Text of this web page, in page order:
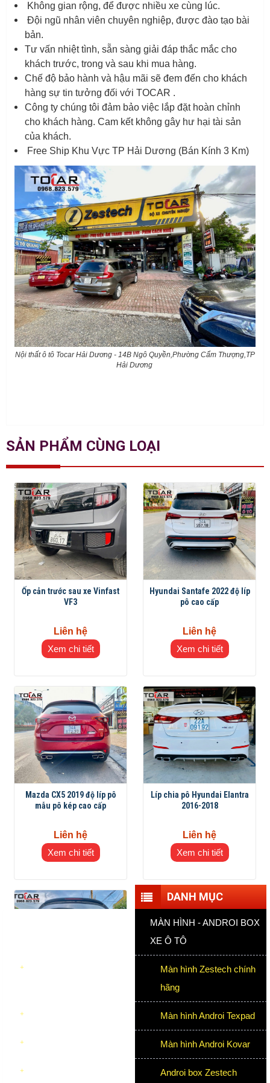
Không gian rộng, để được nhiều xe cùng lúc.
Đội ngũ nhân viên chuyên nghiệp, được đào tạo bài
bản.
Tư vấn nhiệt tình, sẵn sàng giải đáp thắc mắc cho
khách trước, trong và sau khi mua hàng.
Chế độ bảo hành và hậu mãi sẽ đem đến cho khách
hàng sự tin tưởng đối với TOCAR .
Công ty chúng tôi đảm bảo việc lắp đặt hoàn chỉnh
cho khách hàng. Cam kết không gây hư hại tài sản
của khách.
Free Ship Khu Vực TP Hải Dương (Bán Kính 3 Km)
Nội thất ô tô Tocar Hải Dương - 14B Ngô Quyền,Phường Cẩm Thượng,TP
Hải Dương
SẢN PHẨM CÙNG LOẠI
Ốp cản trước sau xe Vinfast
VF3
Liên hệ
Xem chi tiết
Hyundai Santafe 2022 độ líp
pô cao cấp
Liên hệ
Xem chi tiết
Mazda CX5 2019 độ líp pô
mẫu pô kép cao cấp
Liên hệ
Xem chi tiết
Líp chia pô Hyundai Elantra
2016-2018
Liên hệ
Xem chi tiết
DANH MỤC
MÀN HÌNH - ANDROI BOX
XE Ô TÔ
Màn hình Zestech chính
hãng
Màn hình Androi Texpad
Màn hình Androi Kovar
Androi box Zestech